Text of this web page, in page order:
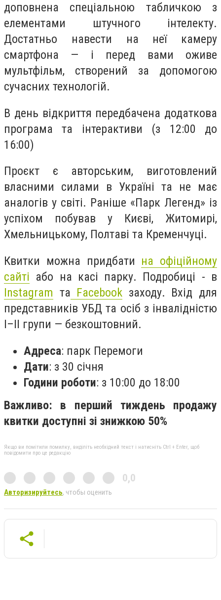
доповнена спеціальною табличкою з
елементами штучного інтелекту.
Достатньо навести на неї камеру
смартфона — і перед вами оживе
мультфільм, створений за допомогою
сучасних технологій.
В день відкриття передбачена додаткова
програма та інтерактиви (з 12:00 до
16:00)
Проєкт є авторським, виготовлений
власними силами в Україні та не має
аналогів у світі. Раніше «Парк Легенд» із
успіхом побував у Києві, Житомирі,
Хмельницькому, Полтаві та Кременчуці.
Квитки можна придбати на офіційному
сайті або на касі парку. Подробиці - в
Instagram та Facebook заходу. Вхід для
представників УБД та осіб з інвалідністю
I–II групи — безкоштовний.
Адреса: парк Перемоги
Дати: з 30 січня
Години роботи: з 10:00 до 18:00
Важливо: в перший тиждень продажу
квитки доступні зі знижкою 50%
Якщо ви помітили помилку, виділіть необхідний текст і натисніть Ctrl + Enter, щоб
повідомити про це редакцію
0,0
Авторизируйтесь, чтобы оценить